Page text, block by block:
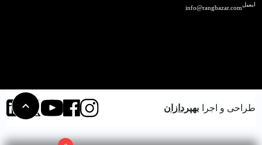
ایمیلinfo@rangbazar.com
طراحی و اجرا بهپردازان